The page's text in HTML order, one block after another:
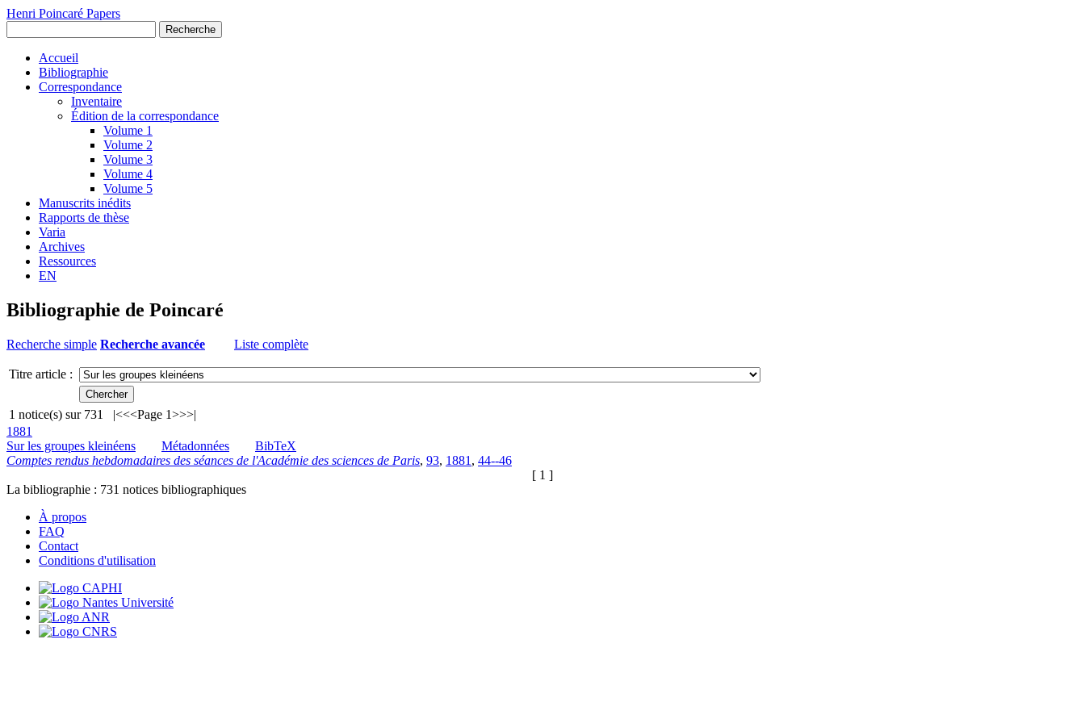
Henri Poincaré Papers
Recherche
Accueil
Bibliographie
Correspondance
Inventaire
Édition de la correspondance
Volume 1
Volume 2
Volume 3
Volume 4
Volume 5
Manuscrits inédits
Rapports de thèse
Varia
Archives
Ressources
EN
Bibliographie de Poincaré
Recherche simple Recherche avancée Liste complète
Titre article :
1 notice(s) sur 731 |<<<Page 1>>>|
1881
Sur les groupes kleinéens
Métadonnées
BibTeX
Comptes rendus hebdomadaires des séances de l'Académie des sciences de Paris, 93, 1881 , 44--46
[ 1 ]
La bibliographie : 731 notices bibliographiques
À propos
FAQ
Contact
Conditions d'utilisation